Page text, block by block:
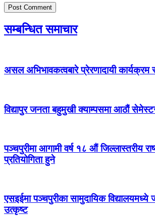
सम्बन्धित समाचार
असल अभिभावकत्वबारे प्रेरणादायी कार्यक्रम
विद्यापुर जनता बहुमुखी क्याम्पसमा आठौं
पञ्चपुरीमा आगामी वर्ष १८ औं जिल्लास्तरीय
प्रतियोगिता हुने
एसइईमा पञ्चपुरीका सामुदायिक विद्यालयमध्ये
उत्कृष्ट